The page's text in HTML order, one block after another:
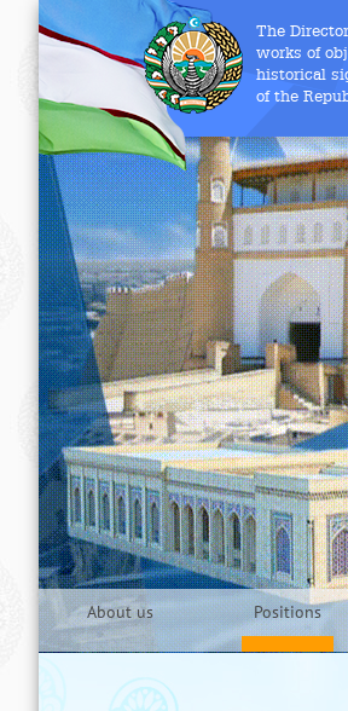
The
works of
historical
of the
About us Positions